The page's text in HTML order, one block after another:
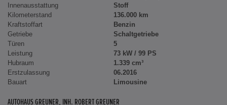
Innenausstattung
Stoff
Kilometerstand
136.000 km
Kraftstoffart
Benzin
Getriebe
Schaltgetriebe
Türen
5
Leistung
73 kW / 99 PS
Hubraum
1.339 cm³
Erstzulassung
06.2016
Bauart
Limousine
AUTOHAUS GREUNER, INH. ROBERT GREUNER